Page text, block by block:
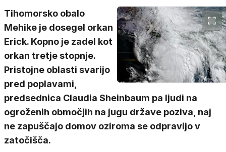
Tihomorsko obalo
Mehike je dosegel orkan
Erick. Kopno je zadel kot
orkan tretje stopnje.
Pristojne oblasti svarijo
pred poplavami,
predsednica Claudia Sheinbaum pa ljudi na
ogroženih območjih na jugu države poziva, naj
ne zapuščajo domov oziroma se odpravijo v
zatočišča.